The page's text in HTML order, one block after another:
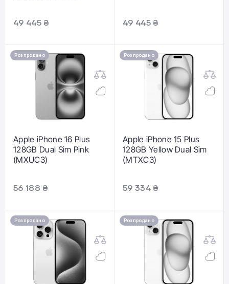
49 445 ₴ 49 445 ₴
Розпродано
Apple iPhone 16 Plus
128GB Dual Sim Pink
(MXUC3)
56 188 ₴
Розпродано
Apple iPhone 15 Plus
128GB Yellow Dual Sim
(MTXC3)
59 334 ₴
Розпродано Розпродано